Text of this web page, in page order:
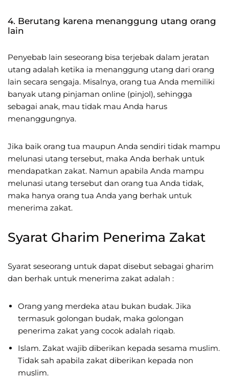
4. Berutang karena menanggung utang orang
lain
Penyebab lain seseorang bisa terjebak dalam jeratan
utang adalah ketika ia menanggung utang dari orang
lain secara sengaja. Misalnya, orang tua Anda memiliki
banyak utang pinjaman online (pinjol), sehingga
sebagai anak, mau tidak mau Anda harus
menanggungnya.
Jika baik orang tua maupun Anda sendiri tidak mampu
melunasi utang tersebut, maka Anda berhak untuk
mendapatkan zakat. Namun apabila Anda mampu
melunasi utang tersebut dan orang tua Anda tidak,
maka hanya orang tua Anda yang berhak untuk
menerima zakat.
Syarat Gharim Penerima Zakat
Syarat seseorang untuk dapat disebut sebagai gharim
dan berhak untuk menerima zakat adalah :
Orang yang merdeka atau bukan budak. Jika
termasuk golongan budak, maka golongan
penerima zakat yang cocok adalah riqab.
Islam. Zakat wajib diberikan kepada sesama muslim.
Tidak sah apabila zakat diberikan kepada non
muslim.